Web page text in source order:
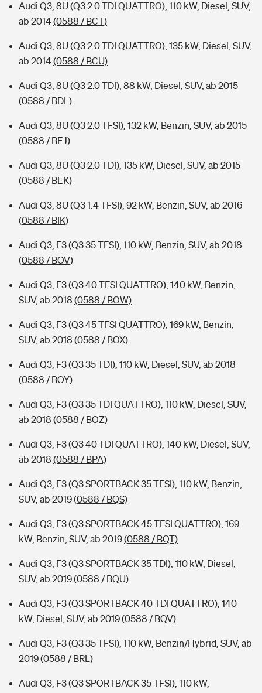
Audi Q3, 8U (Q3 2.0 TDI QUATTRO), 110 kW, Diesel, SUV,
ab 2014(0588 / BCT)
Audi Q3, 8U (Q3 2.0 TDI QUATTRO), 135 kW, Diesel, SUV,
ab 2014(0588 / BCU)
Audi Q3, 8U (Q3 2.0 TDI), 88 kW, Diesel, SUV, ab 2015
(0588 / BDL)
Audi Q3, 8U (Q3 2.0 TFSI), 132 kW, Benzin, SUV, ab 2015
(0588 / BEJ)
Audi Q3, 8U (Q3 2.0 TDI), 135 kW, Diesel, SUV, ab 2015
(0588 / BEK)
Audi Q3, 8U (Q3 1.4 TFSI), 92 kW, Benzin, SUV, ab 2016
(0588 / BIK)
Audi Q3, F3 (Q3 35 TFSI), 110 kW, Benzin, SUV, ab 2018
(0588 / BOV)
Audi Q3, F3 (Q3 40 TFSI QUATTRO), 140 kW, Benzin,
SUV, ab 2018 (0588 / BOW)
Audi Q3, F3 (Q3 45 TFSI QUATTRO), 169 kW, Benzin,
SUV, ab 2018 (0588 / BOX)
Audi Q3, F3 (Q3 35 TDI), 110 kW, Diesel, SUV, ab 2018
(0588 / BOY)
Audi Q3, F3 (Q3 35 TDI QUATTRO), 110 kW, Diesel, SUV,
ab 2018 (0588 / BOZ)
Audi Q3, F3 (Q3 40 TDI QUATTRO), 140 kW, Diesel, SUV,
ab 2018 (0588 / BPA)
Audi Q3, F3 (Q3 SPORTBACK 35 TFSI), 110 kW, Benzin,
SUV, ab 2019(0588 / BQS)
Audi Q3, F3 (Q3 SPORTBACK 45 TFSI QUATTRO), 169
kW, Benzin, SUV, ab 2019(0588 / BQT)
Audi Q3, F3 (Q3 SPORTBACK 35 TDI), 110 kW, Diesel,
SUV, ab 2019(0588 / BQU)
Audi Q3, F3 (Q3 SPORTBACK 40 TDI QUATTRO), 140
kW, Diesel, SUV, ab 2019(0588 / BQV)
Audi Q3, F3 (Q3 35 TFSI), 110 kW, Benzin/Hybrid, SUV, ab
2019(0588 / BRL)
Audi Q3, F3 (Q3 SPORTBACK 35 TFSI), 110 kW,